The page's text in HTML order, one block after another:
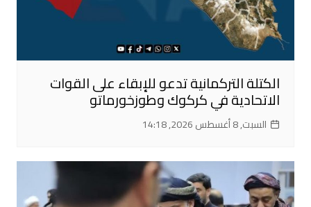
الكتلة التركمانية تدعو للإبقاء على القوات
الاتحادية في كركوك وطوزخورماتو
السبت, 8 أغسطس 2026, 14:18